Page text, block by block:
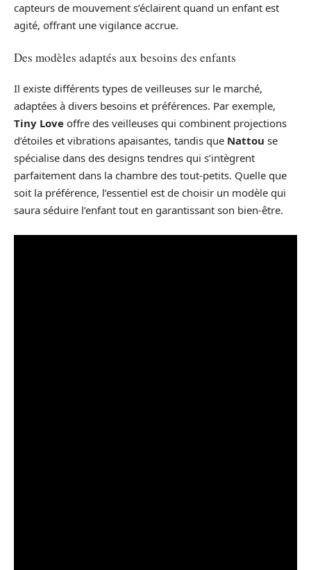
capteurs de mouvement s’éclairent quand un enfant est
agité, offrant une vigilance accrue.
Des modèles adaptés aux besoins des enfants
Il existe différents types de veilleuses sur le marché,
adaptées à divers besoins et préférences. Par exemple,
Tiny Love offre des veilleuses qui combinent projections
d’étoiles et vibrations apaisantes, tandis que Nattou se
spécialise dans des designs tendres qui s’intègrent
parfaitement dans la chambre des tout-petits. Quelle que
soit la préférence, l’essentiel est de choisir un modèle qui
saura séduire l’enfant tout en garantissant son bien-être.